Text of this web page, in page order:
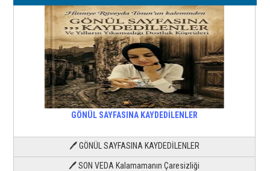
GÖNÜL SAYFASINA KAYDEDİLENLER
🖊 GÖNÜL SAYFASINA KAYDEDİLENLER
🖊 SON VEDA Kalamamanın Çaresizliği